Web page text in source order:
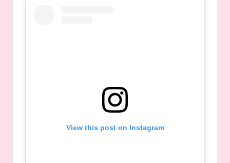
View this post on Instagram